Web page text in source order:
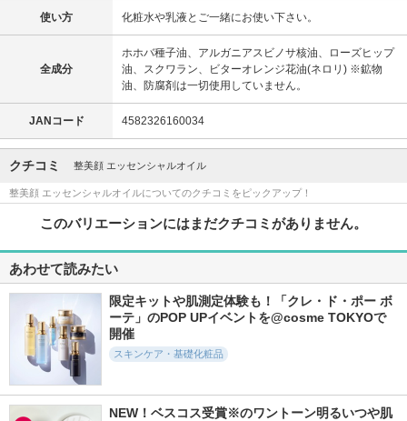
使い方 化粧水や乳液とご一緒にお使い下さい。
全成分
ホホバ種子油、アルガニアスビノサ核油、ローズヒップ
油、スクワラン、ビターオレンジ花油(ネロリ) ※鉱物
油、防腐剤は一切使用していません。
JANコード 4582326160034
クチコミ 整美顔 エッセンシャルオイル
整美顔 エッセンシャルオイルについてのクチコミをピックアップ！
このバリエーションにはまだクチコミがありません。
あわせて読みたい
限定キットや肌測定体験も！「クレ・ド・ポー ボ
ーテ」のPOP UPイベントを@cosme TOKYOで
開催
スキンケア・基礎化粧品
NEW！ベスコス受賞※のワントーン明るいつや肌